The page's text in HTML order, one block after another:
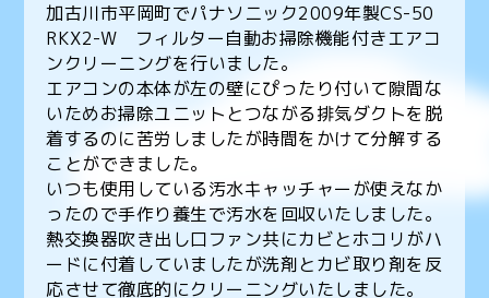
加古川市平岡町でパナソニック2009年製CS-50
RKX2-W フィルター自動お掃除機能付きエアコ
ンクリーニングを行いました。
エアコンの本体が左の壁にぴったり付いて隙間な
いためお掃除ユニットとつながる排気ダクトを脱
着するのに苦労しましたが時間をかけて分解する
ことができました。
いつも使用している汚水キャッチャーが使えなか
ったので手作り養生で汚水を回収いたしました。
熱交換器吹き出し口ファン共にカビとホコリがハ
ードに付着していましたが洗剤とカビ取り剤を反
応させて徹底的にクリーニングいたしました。